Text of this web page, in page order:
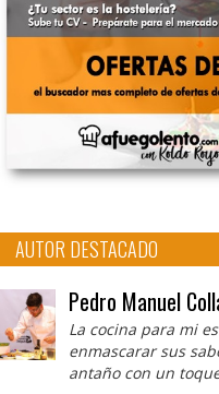
AUTOR DESTACADO
Pedro Manuel
La cocina para mi
enmascarar sus
antaño con un